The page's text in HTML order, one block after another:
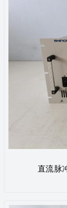
直流脉